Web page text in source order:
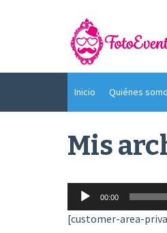
Inicio Quiénes
Mis
Reproductor
de
audio
00:00
[customer-area-